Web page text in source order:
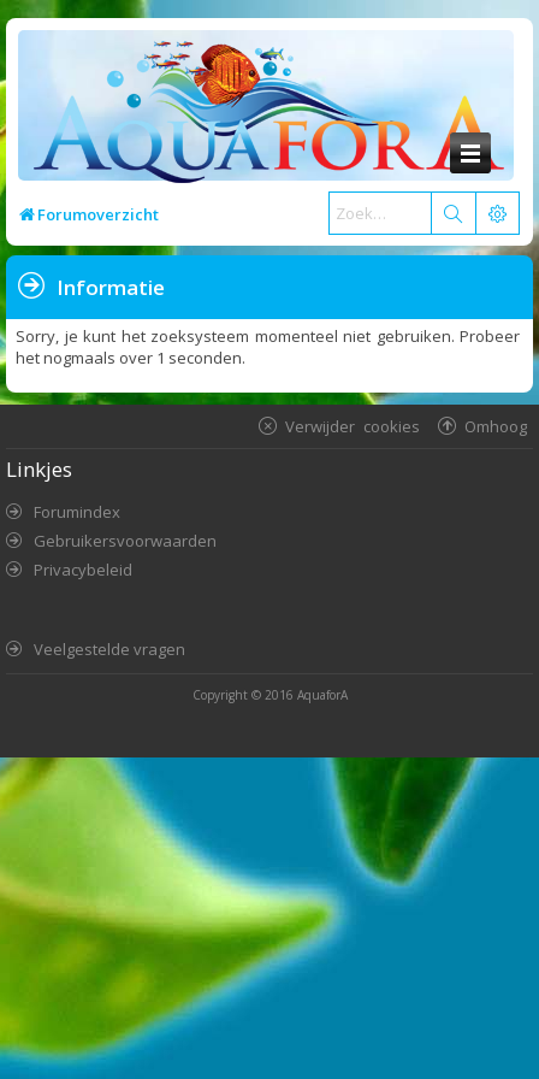
Forumoverzicht
Informatie
Sorry, je kunt het zoeksysteem momenteel niet gebruiken. Probeer
het nogmaals over 1 seconden.
Omhoog
Verwijder cookies
Linkjes
Forumindex
Gebruikersvoorwaarden
Privacybeleid
Veelgestelde vragen
Copyright © 2016 AquaforA